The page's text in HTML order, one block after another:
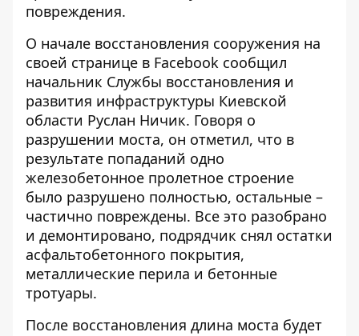
повреждения.
О начале восстановления сооружения на
своей странице в Facebook сообщил
начальник Службы восстановления и
развития инфраструктуры Киевской
области Руслан Ничик. Говоря о
разрушении моста, он отметил, что в
результате попаданий одно
железобетонное пролетное строение
было разрушено полностью, остальные –
частично повреждены. Все это разобрано
и демонтировано, подрядчик снял остатки
асфальтобетонного покрытия,
металлические перила и бетонные
тротуары.
После восстановления длина моста будет